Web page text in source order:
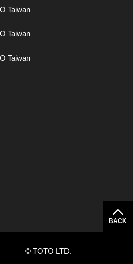
Taiwan
Taiwan
Taiwan
© TOTO LTD.
BACK